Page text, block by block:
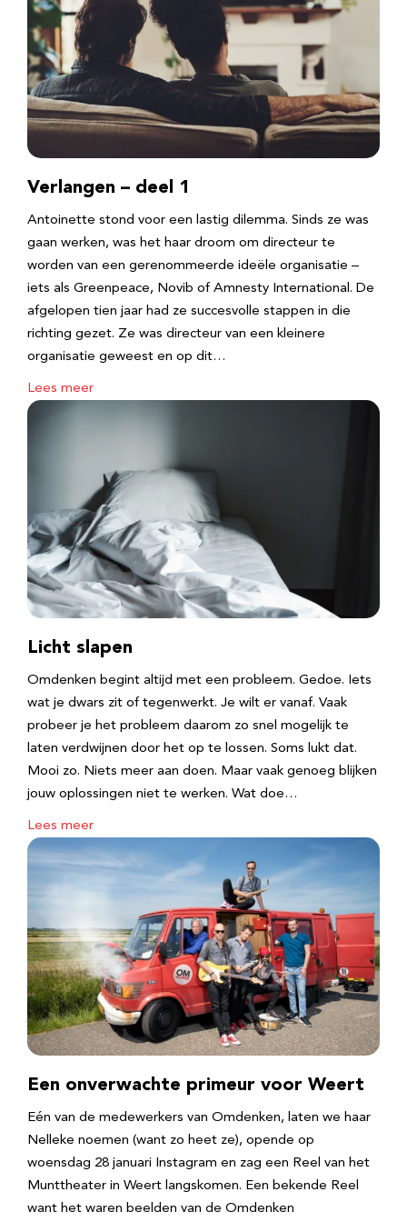
Verlangen – deel 1
Antoinette stond voor een lastig dilemma. Sinds ze was
gaan werken, was het haar droom om directeur te
worden van een gerenommeerde ideële organisatie –
iets als Greenpeace, Novib of Amnesty International. De
afgelopen tien jaar had ze succesvolle stappen in die
richting gezet. Ze was directeur van een kleinere
organisatie geweest en op dit…
Lees meer
Licht slapen
Omdenken begint altijd met een probleem. Gedoe. Iets
wat je dwars zit of tegenwerkt. Je wilt er vanaf. Vaak
probeer je het probleem daarom zo snel mogelijk te
laten verdwijnen door het op te lossen. Soms lukt dat.
Mooi zo. Niets meer aan doen. Maar vaak genoeg blijken
jouw oplossingen niet te werken. Wat doe…
Lees meer
Een onverwachte primeur voor Weert
Eén van de medewerkers van Omdenken, laten we haar
Nelleke noemen (want zo heet ze), opende op
woensdag 28 januari Instagram en zag een Reel van het
Munttheater in Weert langskomen. Een bekende Reel
want het waren beelden van de Omdenken